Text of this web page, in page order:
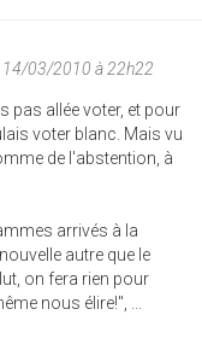
14/03/2010 à 22h22
pas allée voter, et pour
voter blanc. Mais vu
de l'abstention, à
arrivés à la
autre que le
on fera rien pour
nous élire!", ...